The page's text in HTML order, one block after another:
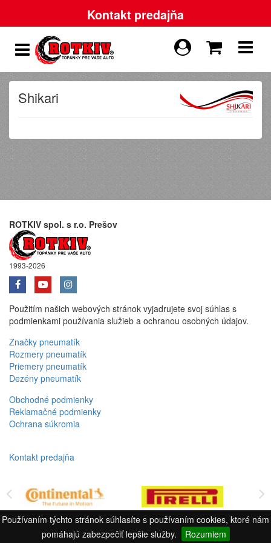
Kontakt predajňa
Shikari
ROTKIV spol. s r.o. Prešov
1993-2026
Použitím našich webových stránok vyjadrujete svoj súhlas s
podmienkami používania služieb a ochranou osobných údajov.
Značky pneumatík
Rozmery pneumatík
Priemery pneumatík
Dezény pneumatík
Obchodné podmienky
Reklamačné podmienky
Ochrana súkromia
Kontakt predajňa
Používaním týchto stránok súhlasíte s používaním cookies, ktoré nám
pomáhajú zabezpečiť lepšie služby.
Rozumiem